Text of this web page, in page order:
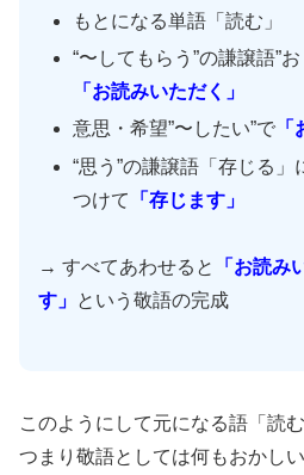
もとになる単語「読む」
“〜してもらう”の謙譲語”
「お読みいただく」
意思・希望”〜したい”で
“思う”の謙譲語「存じる」
つけて
「存じます」
→ すべてあわせると
「お読み
す」 という敬語の完成
このようにして元になる語「読
つまり敬語としては何もおかし